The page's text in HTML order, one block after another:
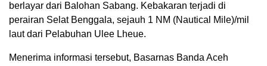
berlayar dari Balohan Sabang. Kebakaran terjadi di
perairan Selat Benggala, sejauh 1 NM (Nautical Mile)/mil
laut dari Pelabuhan Ulee Lheue.
Menerima informasi tersebut, Basarnas Banda Aceh